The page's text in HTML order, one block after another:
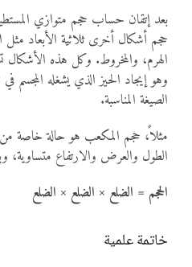
بعد إتقان حساب حجم متوازي
حجم أشكال أخرى ثلاثية الأبعاد مثل
الهرم، والمخروط. وكل هذه الأشكال
وهو إيجاد الحيز الذي يشغله المجسم
الصيغة المناسبة.
مثلاً، حجم المكعب هو حالة خاصة
الطول والعرض والارتفاع متساوية،
الحجم = الضلع × الضلع × الضلع
خاتمة علمية